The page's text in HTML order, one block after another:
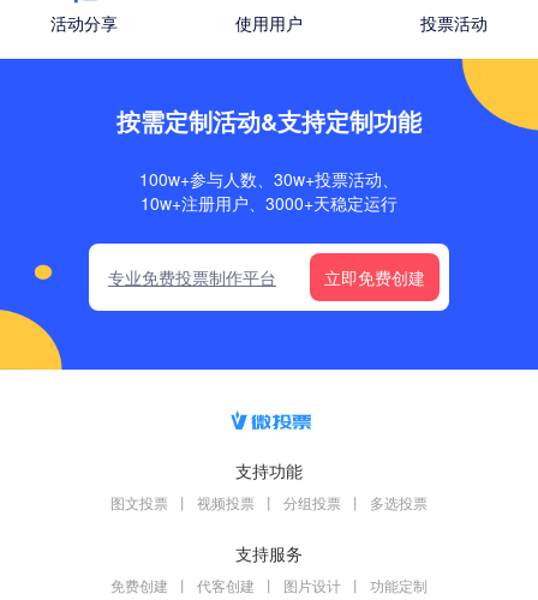
活动分享 使用用户 投票活动
按需定制活动&支持定制功能
100w+参与人数、30w+投票活动、
10w+注册用户、3000+天稳定运行
专业免费投票制作平台 立即免费创建
支持功能
图文投票 丨 视频投票 丨 分组投票 丨 多选投票
支持服务
免费创建 丨 代客创建 丨 图片设计 丨 功能定制